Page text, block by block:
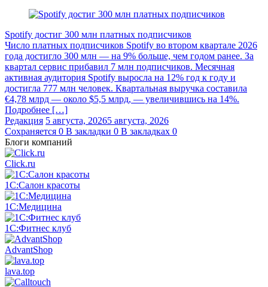
Spotify достиг 300 млн платных подписчиков
Число платных подписчиков Spotify во втором квартале 2026
года достигло 300 млн — на 9% больше, чем годом ранее. За
квартал сервис прибавил 7 млн подписчиков. Месячная
активная аудитория Spotify выросла на 12% год к году и
достигла 777 млн человек. Квартальная выручка составила
€4,78 млрд — около $5,5 млрд, — увеличившись на 14%.
Подробнее […]
Редакция 5 августа, 20265 августа, 2026
Сохраняется 0 В закладки 0 В закладках 0
Блоги компаний
Click.ru
1С:Салон красоты
1С:Медицина
1С:Фитнес клуб
AdvantShop
lava.top